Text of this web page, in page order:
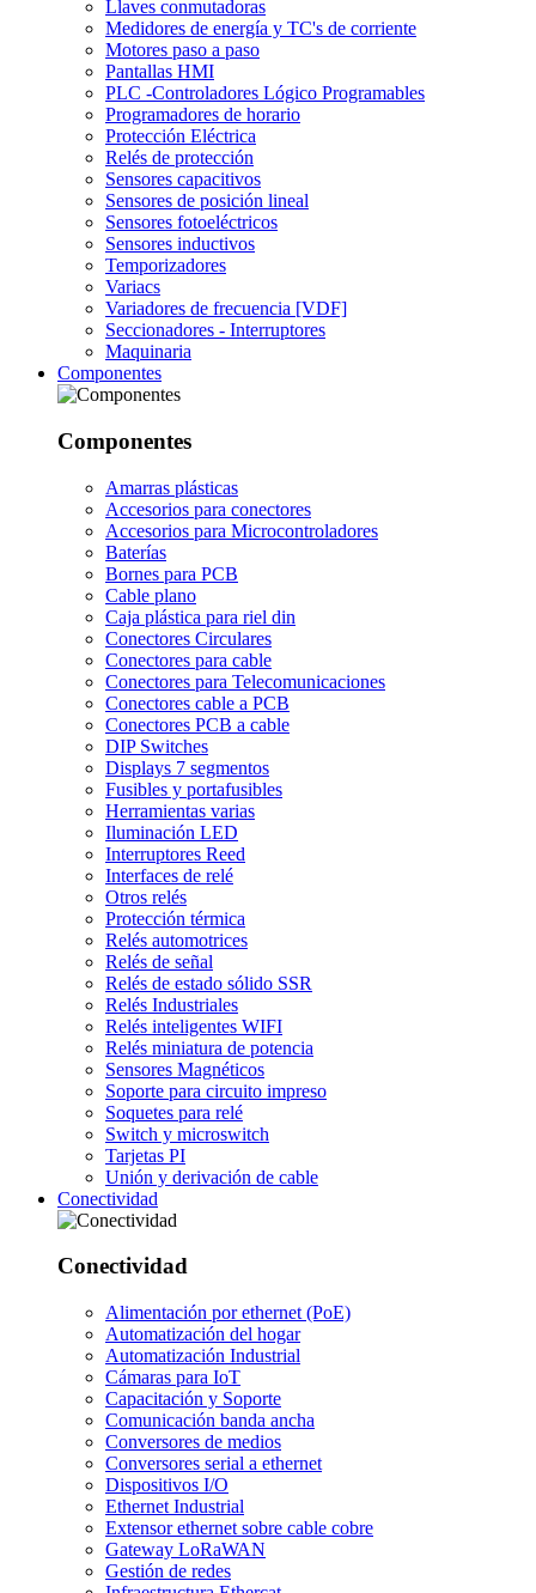
Llaves conmutadoras
Medidores de energía y TC's de corriente
Motores paso a paso
Pantallas HMI
PLC -Controladores Lógico Programables
Programadores de horario
Protección Eléctrica
Relés de protección
Sensores capacitivos
Sensores de posición lineal
Sensores fotoeléctricos
Sensores inductivos
Temporizadores
Variacs
Variadores de frecuencia [VDF]
Seccionadores - Interruptores
Maquinaria
Componentes
Componentes
Amarras plásticas
Accesorios para conectores
Accesorios para Microcontroladores
Baterías
Bornes para PCB
Cable plano
Caja plástica para riel din
Conectores Circulares
Conectores para cable
Conectores para Telecomunicaciones
Conectores cable a PCB
Conectores PCB a cable
DIP Switches
Displays 7 segmentos
Fusibles y portafusibles
Herramientas varias
Iluminación LED
Interruptores Reed
Interfaces de relé
Otros relés
Protección térmica
Relés automotrices
Relés de señal
Relés de estado sólido SSR
Relés Industriales
Relés inteligentes WIFI
Relés miniatura de potencia
Sensores Magnéticos
Soporte para circuito impreso
Soquetes para relé
Switch y microswitch
Tarjetas PI
Unión y derivación de cable
Conectividad
Conectividad
Alimentación por ethernet (PoE)
Automatización del hogar
Automatización Industrial
Cámaras para IoT
Capacitación y Soporte
Comunicación banda ancha
Conversores de medios
Conversores serial a ethernet
Dispositivos I/O
Ethernet Industrial
Extensor ethernet sobre cable cobre
Gateway LoRaWAN
Gestión de redes